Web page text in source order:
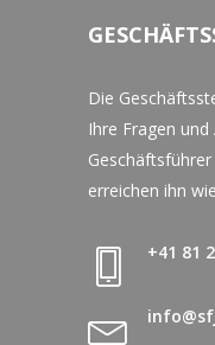
Die
Ihre Fragen
erreichen ihn
+41 81